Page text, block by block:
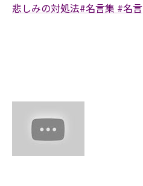
悲しみの対処法#名言集 #名言